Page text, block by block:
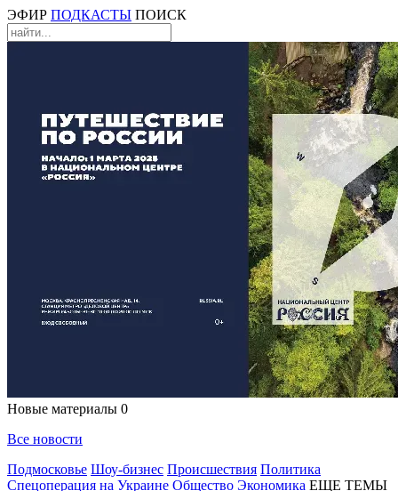
ЭФИР ПОДКАСТЫ ПОИСК
Новые материалы 0
Все новости
Подмосковье Шоу-бизнес Происшествия Политика
Спецоперация на Украине Общество Экономика ЕЩЕ ТЕМЫ